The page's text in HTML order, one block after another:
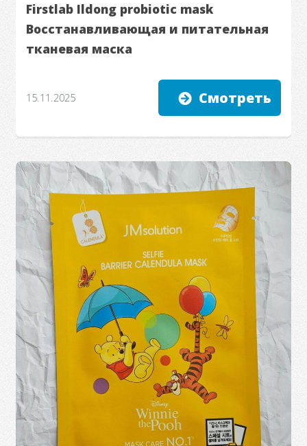
Firstlab Ildong probiotic mask
Восстанавливающая и питательная
тканевая маска
15.11.2025 Смотреть